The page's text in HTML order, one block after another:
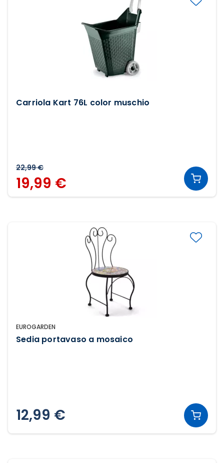
Carriola Kart 76L color muschio
22,99 €
19,99 €
EUROGARDEN
Sedia portavaso a mosaico
12,99 €